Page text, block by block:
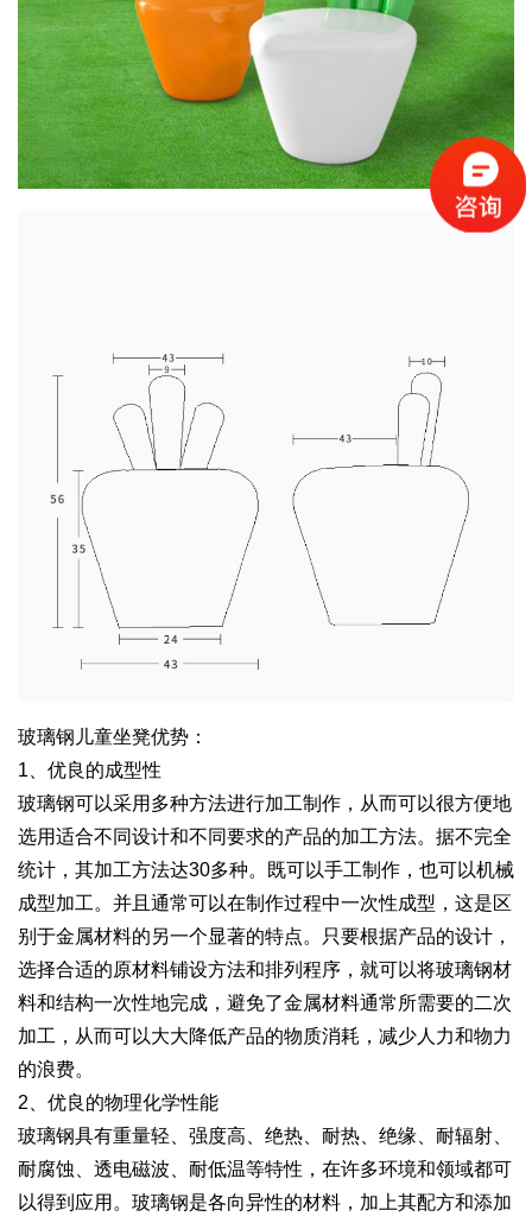
玻璃钢儿童坐凳优势：
1、优良的成型性
玻璃钢可以采用多种方法进行加工制作，从而可以很方便地
选用适合不同设计和不同要求的产品的加工方法。据不完全
统计，其加工方法达30多种。既可以手工制作，也可以机械
成型加工。并且通常可以在制作过程中一次性成型，这是区
别于金属材料的另一个显著的特点。只要根据产品的设计，
选择合适的原材料铺设方法和排列程序，就可以将玻璃钢材
料和结构一次性地完成，避免了金属材料通常所需要的二次
加工，从而可以大大降低产品的物质消耗，减少人力和物力
的浪费。
2、优良的物理化学性能
玻璃钢具有重量轻、强度高、绝热、耐热、绝缘、耐辐射、
耐腐蚀、透电磁波、耐低温等特性，在许多环境和领域都可
以得到应用。玻璃钢是各向异性的材料，加上其配方和添加